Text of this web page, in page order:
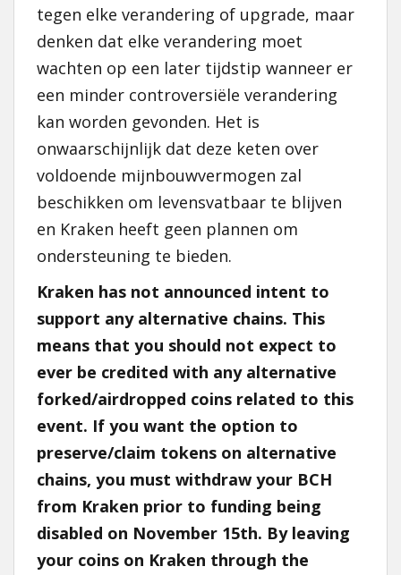
tegen elke verandering of upgrade, maar
denken dat elke verandering moet
wachten op een later tijdstip wanneer er
een minder controversiële verandering
kan worden gevonden. Het is
onwaarschijnlijk dat deze keten over
voldoende mijnbouwvermogen zal
beschikken om levensvatbaar te blijven
en Kraken heeft geen plannen om
ondersteuning te bieden.
Kraken has not announced intent to
support any alternative chains. This
means that you should not expect to
ever be credited with any alternative
forked/airdropped coins related to this
event. If you want the option to
preserve/claim tokens on alternative
chains, you must withdraw your BCH
from Kraken prior to funding being
disabled on November 15th. By leaving
your coins on Kraken through the